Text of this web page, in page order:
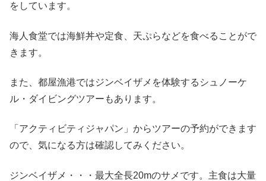
をしています。
海人食堂では海鮮丼や定食、天ぷらなどを食べることがで
きます。
また、都屋漁港ではジンベイザメを体験するシュノーケ
ル・ダイビングツアーもあります。
「アクティビティジャパン」からツアーの予約ができます
ので、気になる方は確認してみください。
ジンベイザメ・・・最大全長20mのサメです。主食は大量